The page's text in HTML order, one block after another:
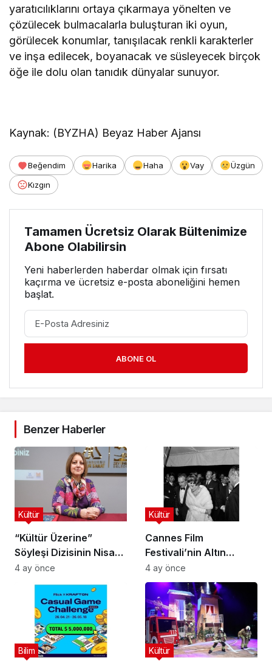
yaratıcılıklarını ortaya çıkarmaya yönelten ve
çözülecek bulmacalarla buluşturan iki oyun,
görülecek konumlar, tanışılacak renkli karakterler
ve inşa edilecek, boyanacak ve süsleyecek birçok
öğe ile dolu olan tanıdık dünyalar sunuyor.
Kaynak: (BYZHA) Beyaz Haber Ajansı
Beğendim Harika Haha Vay
Üzgün
Kızgın
Tamamen Ücretsiz Olarak Bültenimize
Abone Olabilirsin
Yeni haberlerden haberdar olmak için fırsatı
kaçırma ve ücretsiz e-posta aboneliğini hemen
başlat.
ABONE OL
Benzer Haberler
“Kültür Üzerine”
Söyleşi Dizisinin Nisan
Ayı Konuğu Doç. Dr.
Gökçe Dervişoğlu
Okandan Oldu!
Kültür
4 ay önce
Cannes Film
Festivali’nin Altın
Çağını Mercek Altına
Alıyor
Kültür
4 ay önce
Bilim Kültür